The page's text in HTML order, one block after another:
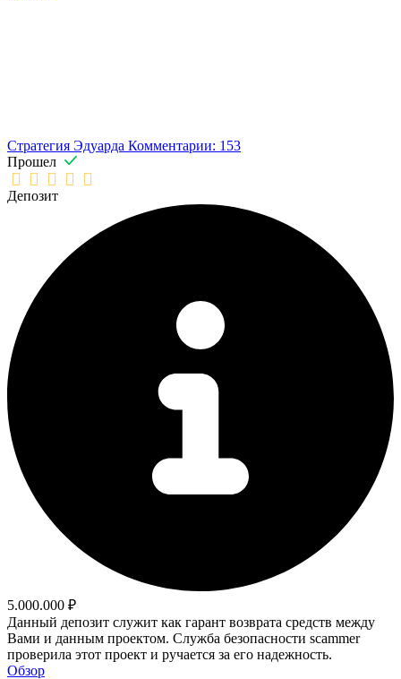
Стратегия Эдуарда Комментарии: 153
Прошел
Депозит
5.000.000 ₽
Данный депозит служит как гарант возврата средств между
Вами и данным проектом. Служба безопасности scammer
проверила этот проект и ручается за его надежность.
Обзор